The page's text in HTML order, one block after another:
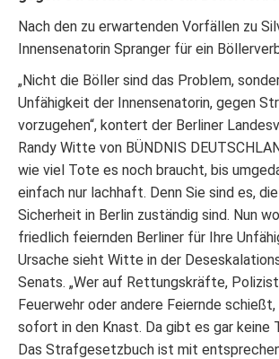
Nach den zu erwartenden Vorfällen zu
Innensenatorin Spranger für ein
„Nicht die Böller sind das Problem,
Unfähigkeit der Innensenatorin, gegen
vorzugehen“, kontert der Berliner
Randy Witte von BÜNDNIS
wie viel Tote es noch braucht, bis
einfach nur lachhaft. Denn Sie sind es,
Sicherheit in Berlin zuständig sind. Nun
friedlich feiernden Berliner für Ihre
Ursache sieht Witte in der
Senats. „Wer auf Rettungskräfte,
Feuerwehr oder andere Feiernde
sofort in den Knast. Da gibt es gar keine
Das Strafgesetzbuch ist mit